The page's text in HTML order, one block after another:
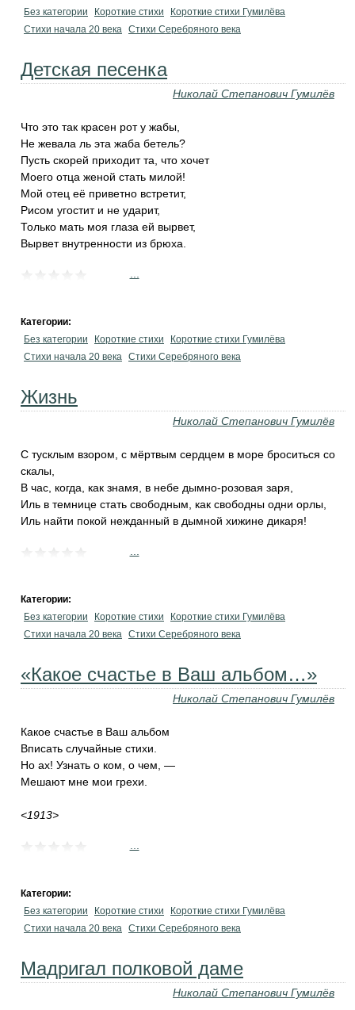
Без категории Короткие стихи
Короткие стихи Гумилёва
Cтихи начала 20 века Cтихи Серебряного века
Детская песенка
Николай Степанович Гумилёв
Что это так красен рот у жабы,
Не жевала ль эта жаба бетель?
Пусть скорей приходит та, что хочет
Моего отца женой стать милой!
Мой отец её приветно встретит,
Рисом угостит и не ударит,
Только мать моя глаза ей вырвет,
Вырвет внутренности из брюха.
Категории:
Без категории
Короткие стихи
Короткие стихи Гумилёва
Cтихи начала 20 века Cтихи Серебряного века
Жизнь
Николай Степанович Гумилёв
С тусклым взором, с мёртвым сердцем в море броситься со
скалы,
В час, когда, как знамя, в небе дымно-розовая заря,
Иль в темнице стать свободным, как свободны одни орлы,
Иль найти покой нежданный в дымной хижине дикаря!
Категории:
Без категории
Короткие стихи
Короткие стихи Гумилёва
Cтихи начала 20 века Cтихи Серебряного века
«Какое счастье в Ваш альбом…»
Николай Степанович Гумилёв
Какое счастье в Ваш альбом
Вписать случайные стихи.
Но ах! Узнать о ком, о чем, —
Мешают мне мои грехи.
<1913>
Категории:
Без категории
Короткие стихи
Короткие стихи Гумилёва
Cтихи начала 20 века Cтихи Серебряного века
Мадригал полковой даме
Николай Степанович Гумилёв